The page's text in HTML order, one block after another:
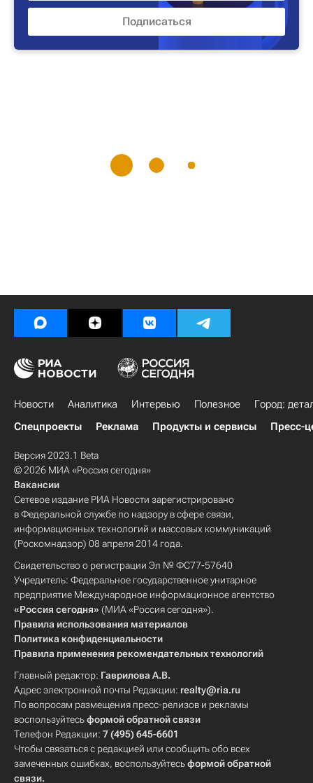
Новости Аналитика Интервью Полезное
Город:
Спецпроекты
Реклама Продукты и сервисы Пресс-
Версия 2023.1 Beta
© 2026 МИА «Россия сегодня»
Вакансии
Сетевое издание РИА Новости зарегистрировано
в Федеральной службе по надзору в сфере связи,
информационных технологий и массовых коммуникаций
(Роскомнадзор) 08 апреля 2014 года.
Свидетельство о регистрации Эл № ФС77-57640
Учредитель: Федеральное государственное унитарное
предприятие Международное информационное агентство
«Россия сегодня» (МИА «Россия сегодня»).
Правила использования материалов
Политика конфиденциальности
Правила применения рекомендательных технологий
Главный редактор: Гаврилова А.В.
Адрес электронной почты Редакции: realty@ria.ru
По вопросам размещения пресс-релизов и рекламы
воспользуйтесьформой обратной связи
Телефон Редакции: 7 (495) 645-6601
Чтобы связаться с редакцией или сообщить обо всех
замеченных ошибках, воспользуйтесьформой обратной
связи.